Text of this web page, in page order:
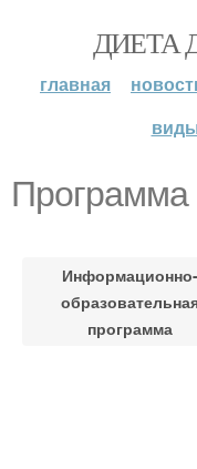
ДИЕТА
главная
Программа
Информационно-
программа